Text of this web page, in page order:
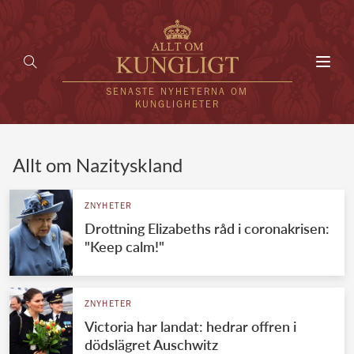
SENASTE NYHETERNA OM
KUNGLIGHETER
UTLÄNDSKT
VÄRLDENS KUNGAHUS
Svenska kungahuset
Brittiska kungahuset
REDAKTION
Allt om Nazityskland
ZNYHETER
Drottning Elizabeths råd i coronakrisen:
"Keep calm!"
ZNYHETER
Victoria har landat: hedrar offren i
dödslägret Auschwitz